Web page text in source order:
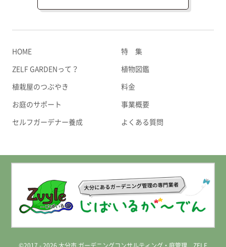
HOME
ZELF GARDENって？
植栽屋のつぶやき
お庭のサポート
セルフガーデナー養成
特 集
植物図鑑
料金
事業概要
よくある質問
©2017 - 2026 大分市 ガーデニングコンサルティング・庭管理 ZELF